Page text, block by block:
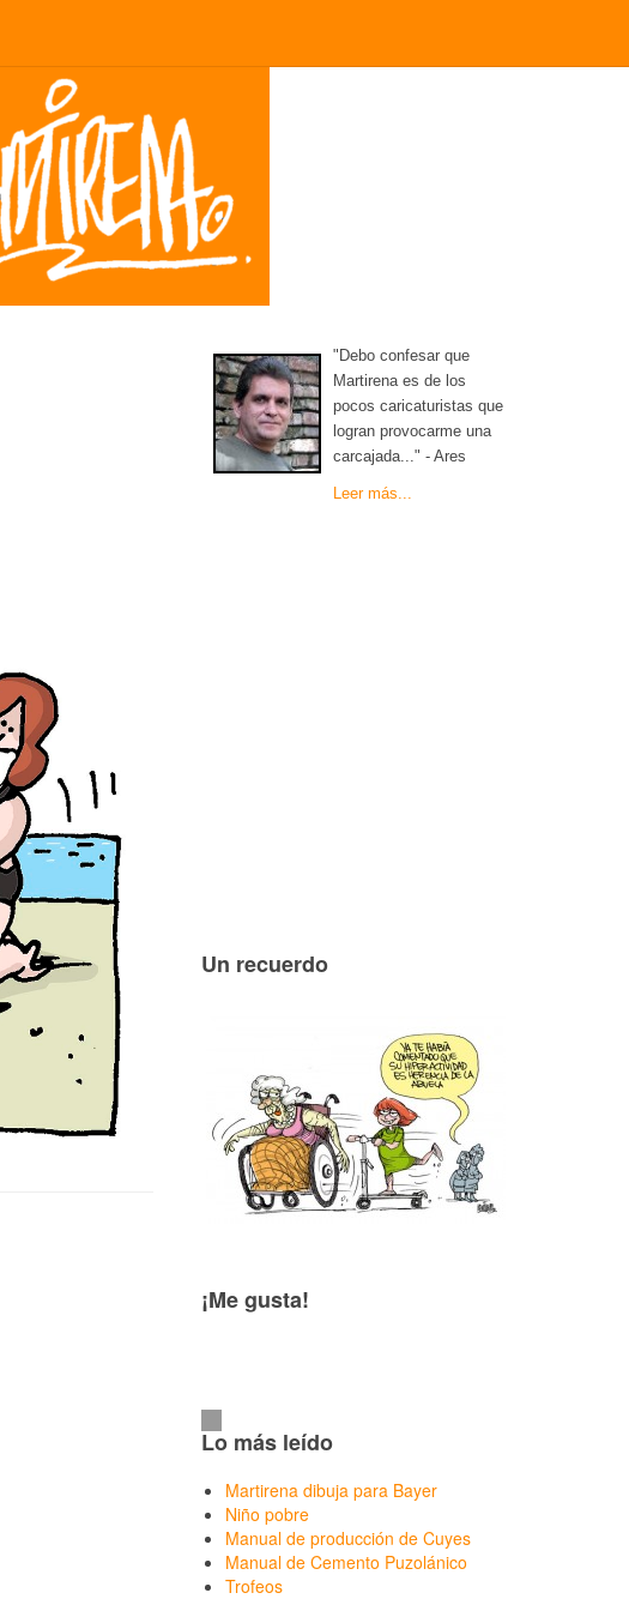
"Debo confesar que
Martirena es de los
pocos caricaturistas que
logran provocarme una
carcajada..." - Ares
Leer más...
Un recuerdo
¡Me gusta!
Lo más leído
Martirena dibuja para Bayer
Niño pobre
Manual de producción de Cuyes
Manual de Cemento Puzolánico
Trofeos